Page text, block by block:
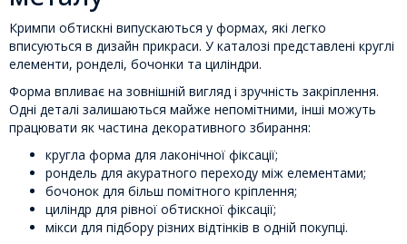
Кримпи обтискні випускаються у формах, які легко
вписуються в дизайн прикраси. У каталозі представлені круглі
елементи, ронделі, бочонки та циліндри.
Форма впливає на зовнішній вигляд і зручність закріплення.
Одні деталі залишаються майже непомітними, інші можуть
працювати як частина декоративного збирання:
кругла форма для лаконічної фіксації;
рондель для акуратного переходу між елементами;
бочонок для більш помітного кріплення;
циліндр для рівної обтискної фіксації;
мікси для підбору різних відтінків в одній покупці.